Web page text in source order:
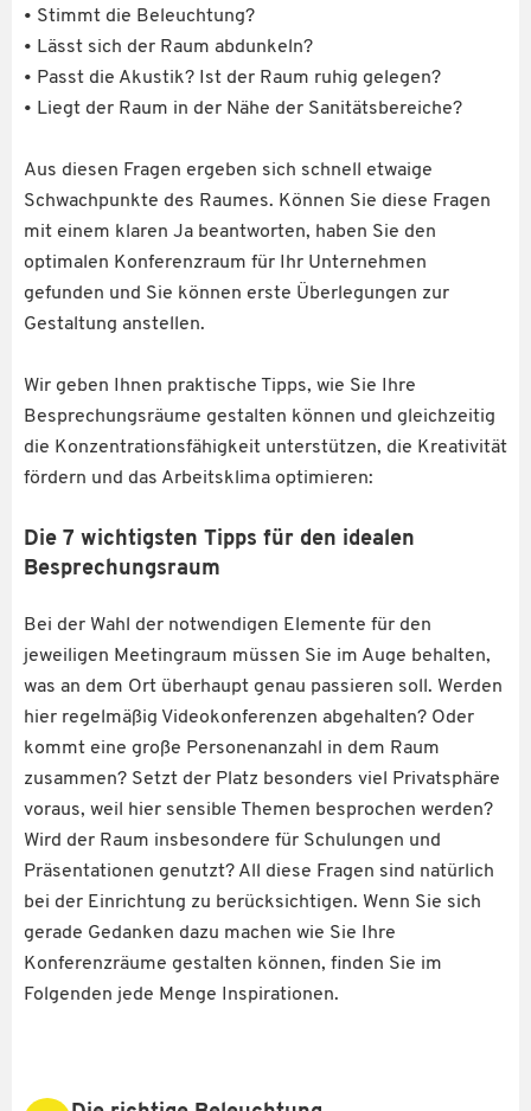
• Stimmt die Beleuchtung?
• Lässt sich der Raum abdunkeln?
• Passt die Akustik? Ist der Raum ruhig gelegen?
• Liegt der Raum in der Nähe der Sanitätsbereiche?
Aus diesen Fragen ergeben sich schnell etwaige
Schwachpunkte des Raumes. Können Sie diese Fragen
mit einem klaren Ja beantworten, haben Sie den
optimalen Konferenzraum für Ihr Unternehmen
gefunden und Sie können erste Überlegungen zur
Gestaltung anstellen.
Wir geben Ihnen praktische Tipps, wie Sie Ihre
Besprechungsräume gestalten können und gleichzeitig
die Konzentrationsfähigkeit unterstützen, die Kreativität
fördern und das Arbeitsklima optimieren:
Die 7 wichtigsten Tipps für den idealen
Besprechungsraum
Bei der Wahl der notwendigen Elemente für den
jeweiligen Meetingraum müssen Sie im Auge behalten,
was an dem Ort überhaupt genau passieren soll. Werden
hier regelmäßig Videokonferenzen abgehalten? Oder
kommt eine große Personenanzahl in dem Raum
zusammen? Setzt der Platz besonders viel Privatsphäre
voraus, weil hier sensible Themen besprochen werden?
Wird der Raum insbesondere für Schulungen und
Präsentationen genutzt? All diese Fragen sind natürlich
bei der Einrichtung zu berücksichtigen. Wenn Sie sich
gerade Gedanken dazu machen wie Sie Ihre
Konferenzräume gestalten können, finden Sie im
Folgenden jede Menge Inspirationen.